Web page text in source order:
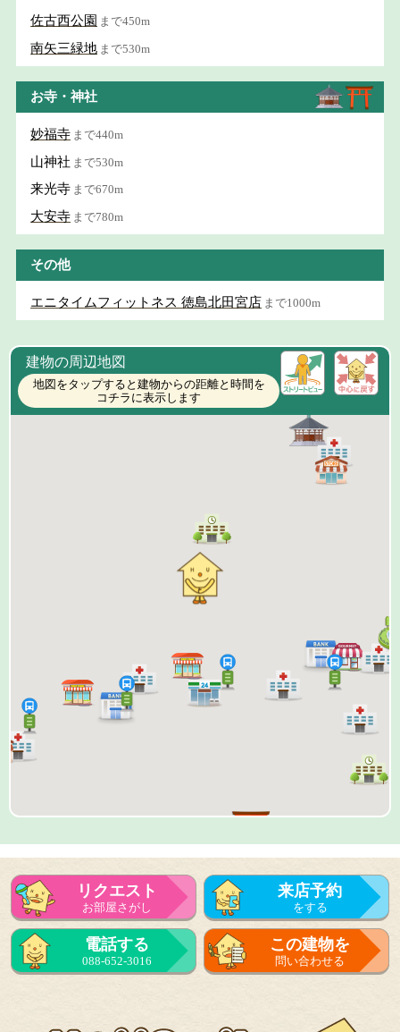
佐古西公園 まで450m
南矢三緑地 まで530m
お寺・神社
妙福寺 まで440m
山神社 まで530m
来光寺 まで670m
大安寺 まで780m
その他
エニタイムフィットネス 徳島北田宮店 まで1000m
建物の周辺地図
地図をタップすると建物からの距離と時間を
コチラに表示します
リクエスト
お部屋さがし
来店予約
をする
来店予約
をする
電話する
088-652-3016
この建物を
問い合わせる